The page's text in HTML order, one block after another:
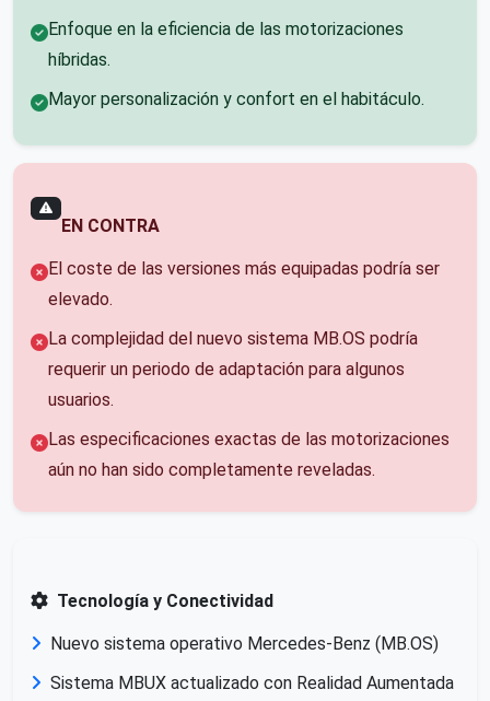
Enfoque en la eficiencia de las motorizaciones
híbridas.
Mayor personalización y confort en el habitáculo.
EN CONTRA
El coste de las versiones más equipadas podría ser
elevado.
La complejidad del nuevo sistema MB.OS podría
requerir un periodo de adaptación para algunos
usuarios.
Las especificaciones exactas de las motorizaciones
aún no han sido completamente reveladas.
Tecnología y Conectividad
Nuevo sistema operativo Mercedes-Benz (MB.OS)
Sistema MBUX actualizado con Realidad Aumentada